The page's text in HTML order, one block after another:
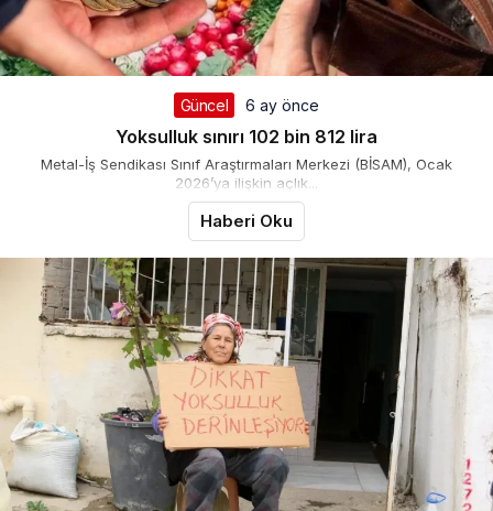
Güncel 6 ay önce
Yoksulluk sınırı 102 bin 812 lira
Metal-İş Sendikası Sınıf Araştırmaları Merkezi (BİSAM), Ocak
2026’ya ilişkin açlık...
Haberi Oku